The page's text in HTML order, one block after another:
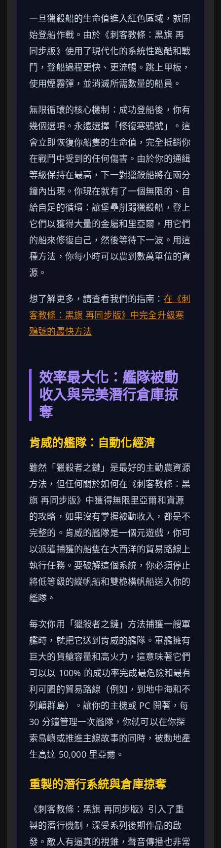
一旦獵殺船的生命值進入紅色區域，就開
始登船作戰。由於《刺客教條：黑旗 再
同步版》使用了現代化的系統性跑酷和戰
鬥，登船過程更快、更流暢。跳上甲板，
使用煙霧彈，並消滅所需數量的船員。
無限循環的核心機制：成功登船後，你有
幾個選項。永遠選擇「修復寒鴉號」。這
會立即恢復你船隻的生命值，完全抵銷你
在戰鬥中受到的任何傷害。由於你的通緝
等級保持在最高，下一對獵殺船將在兩分
鐘內出現。你現在就有了一個無限的、自
給自足的循環：讓堡壘削弱獵殺船，登上
它們以獲得大量的金屬和里亞爾，用它們
的船來修復自己，然後等待下一波。用這
種方法，你每小時可以農到數萬單位的資
源。
想了解更多，請查看我們的指南： 在《刺
客教條：黑旗 再同步版》中完全升級寒
鴉號的最快方法
效率最大化：艦隊被動
收入與完美潛行倉庫掠
奪
肯威的艦隊：自動化經濟
雖然「獵殺者之鏈」是最好的主動農資源
方法，但任何關於如何在《刺客教條：黑
旗 再同步版》中獲得無限里亞爾和資源
的攻略，如果沒有掌握被動收入，都是不
完整的。肯威的艦隊是一個元遊戲，你可
以派遣捕獲的船隻在大西洋的貿易路線上
執行任務。要破解這個系統，你必須停止
將低等級的縱帆船和雙桅橫帆船送入你的
艦隊。
每次你用「獵殺者之鏈」方法捕獲一艘軍
艦時，就把它送到肯威的艦隊。軍艦擁有
巨大的貨艙容量和高火力，這意味著它們
可以以 100% 的成功率完成最危險和最有
利可圖的貿易路線（例如，到地中海和不
列顛群島）。讓你的主機或 PC 開著，每
30 分鐘管理一次艦隊，你就可以在你探
索島嶼或推進主線故事的同時，被動地產
生高達 50,000 里亞爾。
重製的潛行系統與倉庫掠奪
《刺客教條：黑旗 再同步版》引入了重
製的潛行機制，深受系列後期作品的啟
發。敵人有逼真的視錐，聲音傳播也非常